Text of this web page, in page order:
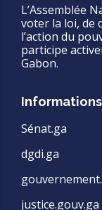
L’Assemblée
voter la loi, de
l’action du
participe
Gabon.
Sénat.ga
dgdi.ga
justice.gouv.ga